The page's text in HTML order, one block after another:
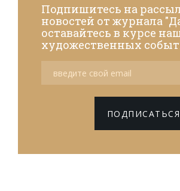
Подпишитесь на
новостей от журнала
оставайтесь в курсе
художественных
ПОДПИСАТЬСЯ